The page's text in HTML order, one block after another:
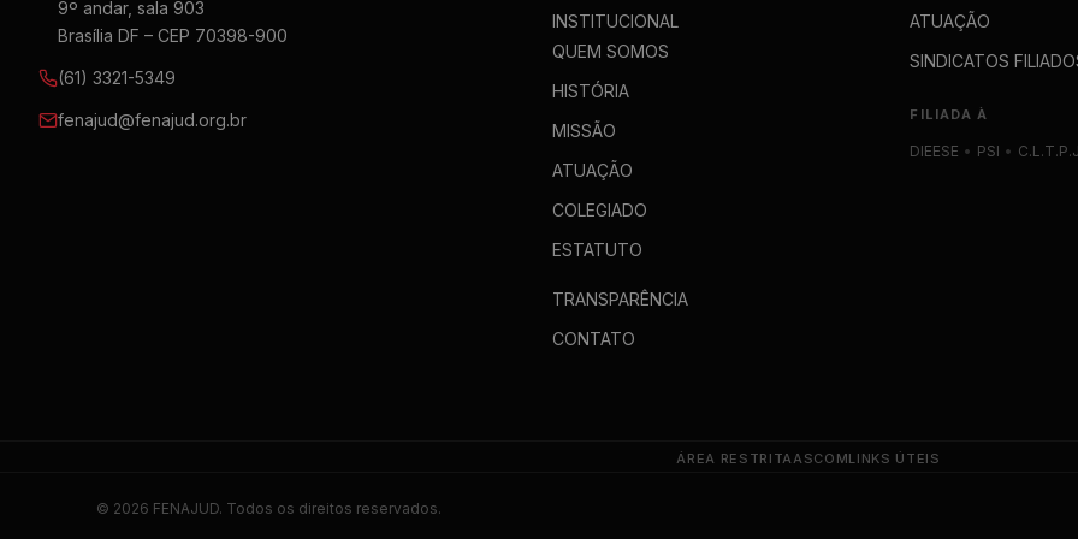
9º andar, sala 903
Brasília DF – CEP 70398-900
(61) 3321-5349
fenajud@fenajud.org.br
INSTITUCIONAL
QUEM SOMOS
HISTÓRIA
MISSÃO
ATUAÇÃO
COLEGIADO
ESTATUTO
TRANSPARÊNCIA
CONTATO
ATUAÇÃO
SINDICATOS
FILIADA À
DIEESE • PSI •
ÁREA RESTRITA ASCOMLINKS ÚTEIS
© 2026 FENAJUD. Todos os direitos reservados.